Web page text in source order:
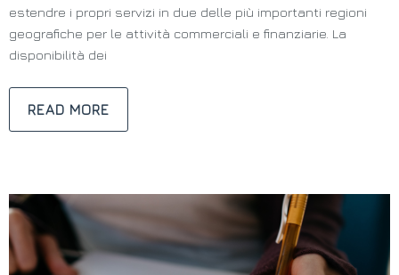
estendre i propri servizi in due delle più importanti regioni
geografiche per le attività commerciali e finanziarie. La
disponibilità dei
READ MORE